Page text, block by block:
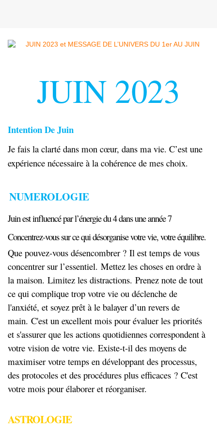
JUIN 2023
Intention De Juin
Je fais la clarté dans mon cœur, dans ma vie. C’est une
expérience nécessaire à la cohérence de mes choix.
NUMEROLOGIE
Juin est influencé par l’énergie du 4 dans une année 7
Concentrez-vous sur ce qui désorganise votre vie, votre équilibre.
Que pouvez-vous désencombrer ? Il est temps de vous
concentrer sur l’essentiel. Mettez les choses en ordre à
la maison. Limitez les distractions. Prenez note de tout
ce qui complique trop votre vie ou déclenche de
l'anxiété, et soyez prêt à le balayer d’un revers de
main. C'est un excellent mois pour évaluer les priorités
et s'assurer que les actions quotidiennes correspondent à
votre vision de votre vie. Existe-t-il des moyens de
maximiser votre temps en développant des processus,
des protocoles et des procédures plus efficaces ? C'est
votre mois pour élaborer et réorganiser.
ASTROLOGIE